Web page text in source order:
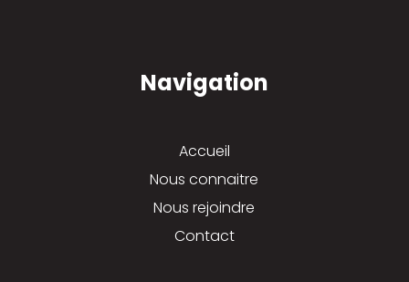
Navigation
Accueil
Nous connaitre
Nous rejoindre
Contact